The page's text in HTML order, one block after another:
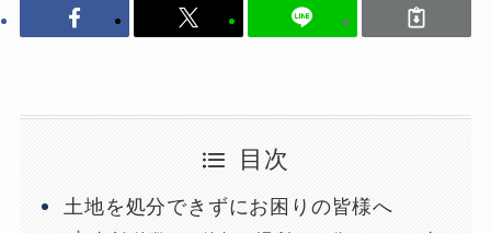
目次
土地を処分できずにお困りの皆様へ